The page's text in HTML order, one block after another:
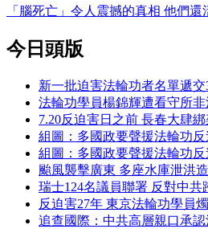
「腦死亡」令人震撼的真相 他們還
今日頭版
新一批迫害法輪功者名單遞交
法輪功學員楊錦輝遭看守所
7.20反迫害日之前 長春大肆
組圖：多國政要聲援法輪功反
組圖：多國政要聲援法輪功反
颱風襲擊廣東 多座水庫泄洪
瑞士124名議員聯署 反對中共
反迫害27年 東京法輪功學員
追查國際：中共高層親口承